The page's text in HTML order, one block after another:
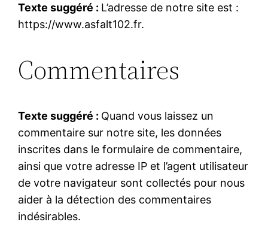
Texte suggéré : L’adresse de notre site est :
https://www.asfalt102.fr.
Commentaires
Texte suggéré : Quand vous laissez un
commentaire sur notre site, les données
inscrites dans le formulaire de commentaire,
ainsi que votre adresse IP et l’agent utilisateur
de votre navigateur sont collectés pour nous
aider à la détection des commentaires
indésirables.